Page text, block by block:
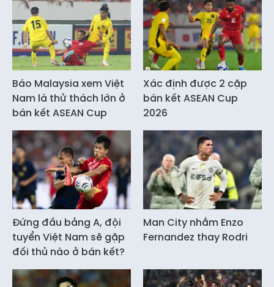
Báo Malaysia xem Việt
Nam là thử thách lớn ở
bán kết ASEAN Cup
Xác định được 2 cặp
bán kết ASEAN Cup
2026
Đứng đầu bảng A, đội
tuyển Việt Nam sẽ gặp
đối thủ nào ở bán kết?
Man City nhắm Enzo
Fernandez thay Rodri